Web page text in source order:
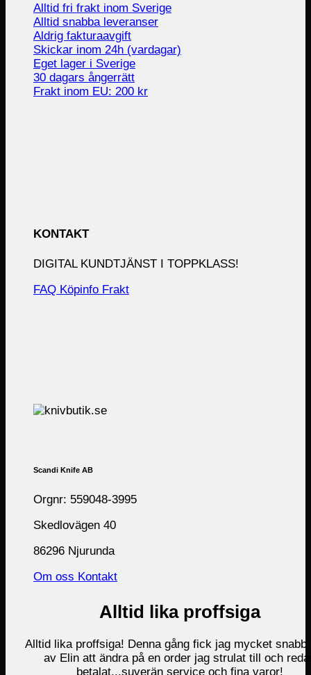
Alltid fri frakt inom Sverige
Alltid snabba leveranser
Aldrig fakturaavgift
Skickar inom 24h (vardagar)
Eget lager i Sverige
30 dagars ångerrätt
Frakt inom EU: 200 kr
KONTAKT
DIGITAL KUNDTJÄNST I TOPPKLASS!
FAQ Köpinfo Frakt
Scandi Knife AB
Orgnr: 559048-3995
Skedlovägen 40
86296 Njurunda
Om oss Kontakt
Alltid lika proffsiga
Alltid lika proffsiga! Denna gång fick jag mycket snabb
av Elin att ändra på en order jag strulat till och
betalat...suverän service och fina varor!